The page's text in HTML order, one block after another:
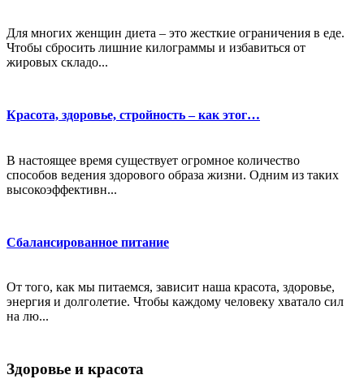
Для многих женщин диета – это жесткие ограничения в еде.
Чтобы сбросить лишние килограммы и избавиться от
жировых складо...
Красота, здоровье, стройность – как этог…
В настоящее время существует огромное количество
способов ведения здорового образа жизни. Одним из таких
высокоэффективн...
Сбалансированное питание
От того, как мы питаемся, зависит наша красота, здоровье,
энергия и долголетие. Чтобы каждому человеку хватало сил
на лю...
Здоровье и красота